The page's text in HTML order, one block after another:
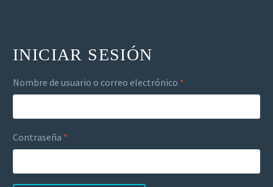
INICIAR SESIÓN
Nombre de usuario o correo electrónico *
Contraseña *